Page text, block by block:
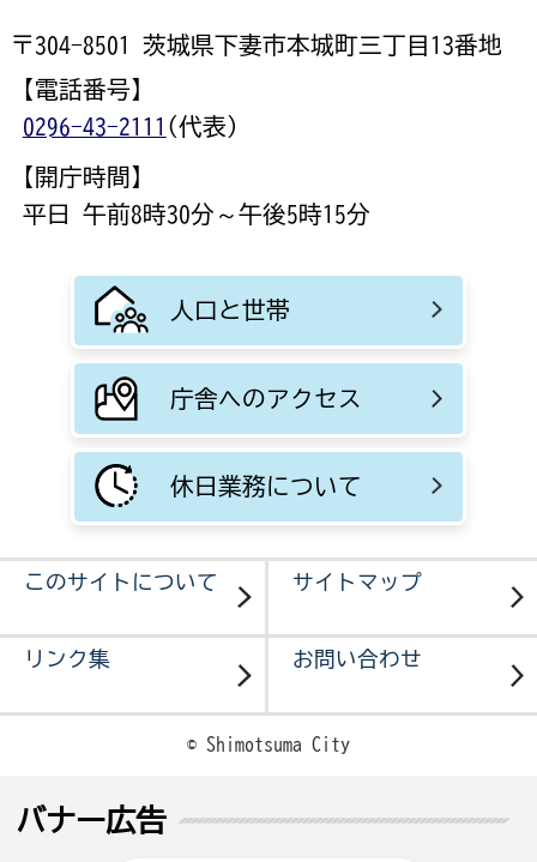
〒304-8501 茨城県下妻市本城町三丁目13番地
【電話番号】
0296-43-2111 (代表)
【開庁時間】
平日 午前8時30分～午後5時15分
人口と世帯
庁舎へのアクセス
休日業務について
このサイトについて サイトマップ
リンク集 お問い合わせ
© Shimotsuma City
バナー広告